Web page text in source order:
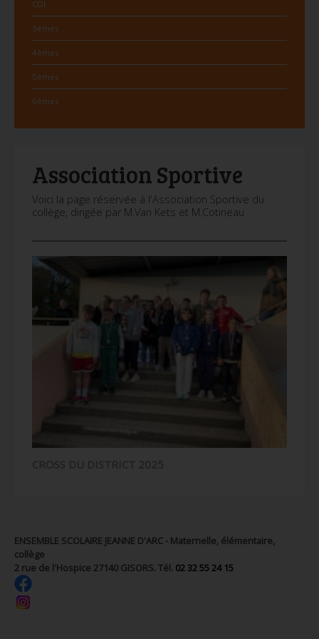
CDI
3èmes
4èmes
5èmes
6èmes
Association Sportive
Voici la page réservée à l'Association Sportive du
collège, dirigée par M.Van Kets et M.Cotineau
ENSEMBLE SCOLAIRE JEANNE D'ARC - Maternelle, élémentaire,
collège
2 rue de l'Hospice 27140 GISORS. Tél. 02 32 55 24 15